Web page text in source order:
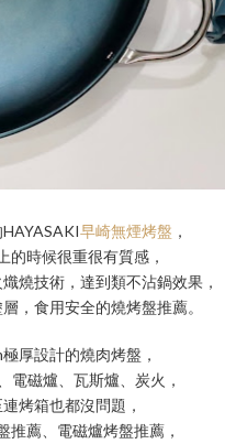
早崎無煙烤盤 ，
的時候很重很有質感，
燒技術，達到類不沾鍋效果，
，食用安全的燒烤盤推薦。
厚設計的燒肉烤盤，
電磁爐、瓦斯爐、炭火，
烤箱也都沒問題，
推薦、電磁爐烤盤推薦，